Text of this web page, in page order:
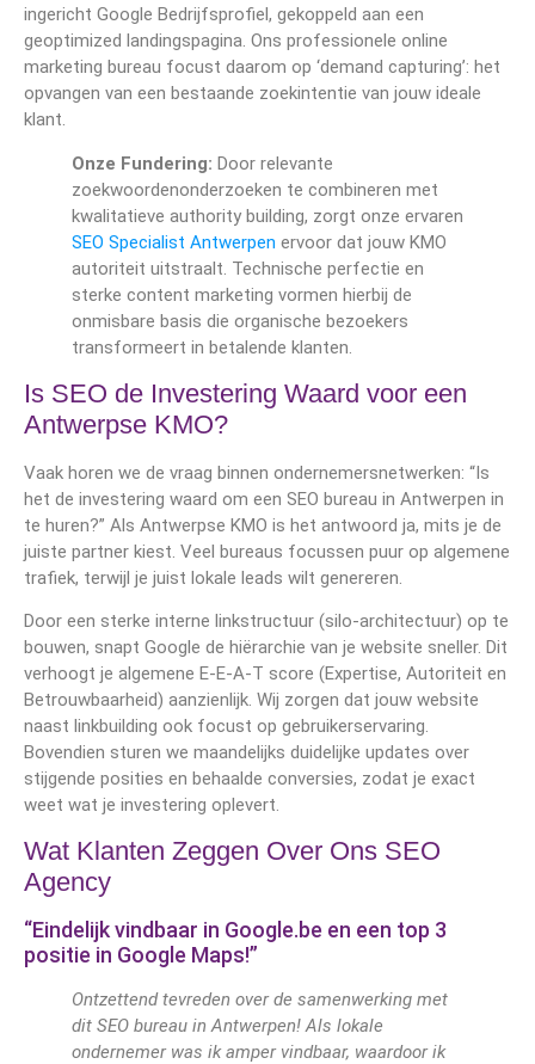
ingericht Google Bedrijfsprofiel, gekoppeld aan een
geoptimized landingspagina. Ons professionele online
marketing bureau focust daarom op ‘demand capturing’: het
opvangen van een bestaande zoekintentie van jouw ideale
klant.
Onze Fundering: Door relevante
zoekwoordenonderzoeken te combineren met
kwalitatieve authority building, zorgt onze ervaren
SEO Specialist Antwerpen ervoor dat jouw KMO
autoriteit uitstraalt. Technische perfectie en
sterke content marketing vormen hierbij de
onmisbare basis die organische bezoekers
transformeert in betalende klanten.
Is SEO de Investering Waard voor een
Antwerpse KMO?
Vaak horen we de vraag binnen ondernemersnetwerken: “Is
het de investering waard om een SEO bureau in Antwerpen in
te huren?” Als Antwerpse KMO is het antwoord ja, mits je de
juiste partner kiest. Veel bureaus focussen puur op algemene
trafiek, terwijl je juist lokale leads wilt genereren.
Door een sterke interne linkstructuur (silo-architectuur) op te
bouwen, snapt Google de hiërarchie van je website sneller. Dit
verhoogt je algemene E-E-A-T score (Expertise, Autoriteit en
Betrouwbaarheid) aanzienlijk. Wij zorgen dat jouw website
naast linkbuilding ook focust op gebruikerservaring.
Bovendien sturen we maandelijks duidelijke updates over
stijgende posities en behaalde conversies, zodat je exact
weet wat je investering oplevert.
Wat Klanten Zeggen Over Ons SEO
Agency
“Eindelijk vindbaar in Google.be en een top 3
positie in Google Maps!”
Ontzettend tevreden over de samenwerking met
dit SEO bureau in Antwerpen! Als lokale
ondernemer was ik amper vindbaar, waardoor ik